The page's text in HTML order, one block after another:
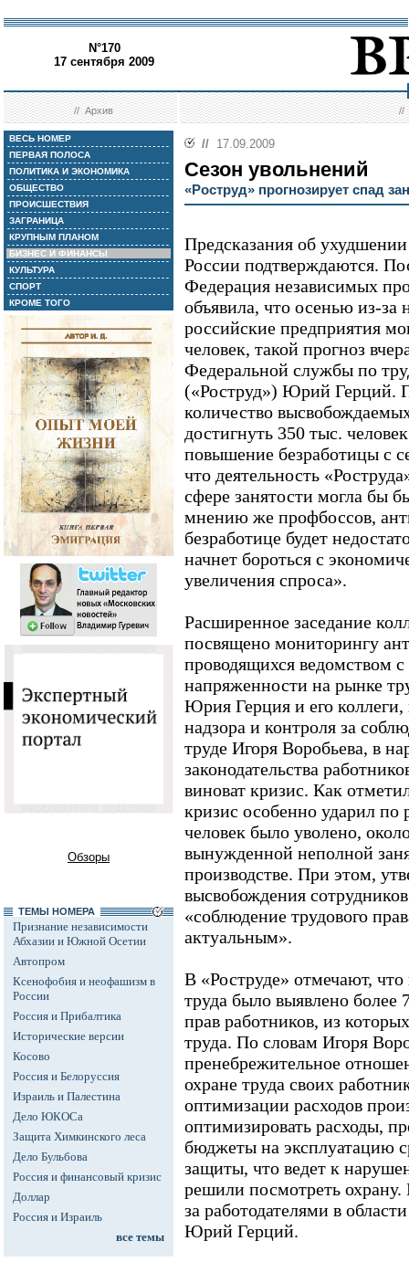
N°170
17 сентября 2009
//Архив //
ВЕСЬ НОМЕР
ПЕРВАЯ ПОЛОСА
ПОЛИТИКА И ЭКОНОМИКА
ОБЩЕСТВО
ПРОИСШЕСТВИЯ
ЗАГРАНИЦА
КРУПНЫМ ПЛАНОМ
БИЗНЕС И ФИНАНСЫ
КУЛЬТУРА
СПОРТ
КРОМЕ ТОГО
Обзоры
ТЕМЫ НОМЕРА
Признание независимости
Абхазии и Южной Осетии
Автопром
Ксенофобия и неофашизм в
России
Россия и Прибалтика
Исторические версии
Косово
Россия и Белоруссия
Израиль и Палестина
Дело ЮКОСа
Защита Химкинского леса
Дело Бульбова
Россия и финансовый кризис
Доллар
Россия и Израиль
все темы
// 17.09.2009
Сезон увольнений
«Роструд» прогнозирует спад
Предсказания об
России подтверждаются.
Федерация независимых
объявила, что осенью из-за
российские предприятия
человек, такой прогноз
Федеральной службы по
(«Роструд») Юрий Герций.
количество
достигнуть 350 тыс.
повышение безработицы с
что деятельность
сфере занятости могла бы
мнению же профбоссов,
безработице будет
начнет бороться с
увеличения спроса».
Расширенное заседание
посвящено мониторингу
проводящихся ведомством
напряженности на рынке
Юрия Герция и его коллеги,
надзора и контроля за
труде Игоря Воробьева, в
законодательства
виноват кризис. Как
кризис особенно ударил
человек было уволено,
вынужденной неполной
производстве. При этом,
высвобождения
«соблюдение трудового
актуальным».
В «Роструде» отмечают,
труда было выявлено
прав работников, из
труда. По словам Игоря
пренебрежительное
охране труда своих
оптимизации расходов
оптимизировать расходы,
бюджеты на эксплуатацию
защиты, что ведет к
решили посмотреть охрану.
за работодателями в
Юрий Герций.